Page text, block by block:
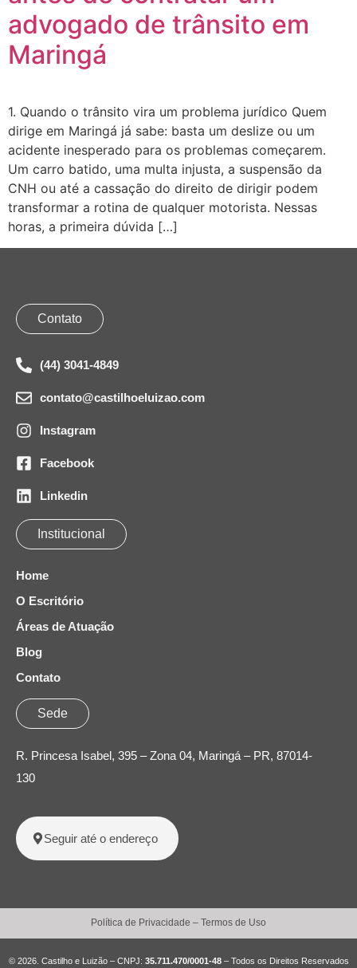
advogado de trânsito em
Maringá
1. Quando o trânsito vira um problema jurídico Quem
dirige em Maringá já sabe: basta um deslize ou um
acidente inesperado para os problemas começarem.
Um carro batido, uma multa injusta, a suspensão da
CNH ou até a cassação do direito de dirigir podem
transformar a rotina de qualquer motorista. Nessas
horas, a primeira dúvida […]
Contato
(44) 3041-4849
contato@castilhoeluizao.com
Instagram
Facebook
Linkedin
Institucional
Home
O Escritório
Áreas de Atuação
Blog
Contato
Sede
R. Princesa Isabel, 395 – Zona 04, Maringá – PR, 87014-
130
Seguir até o endereço
Política de Privacidade – Termos de Uso
© 2026. Castilho e Luizão – CNPJ: 35.711.470/0001-48– Todos os Direitos Reservados